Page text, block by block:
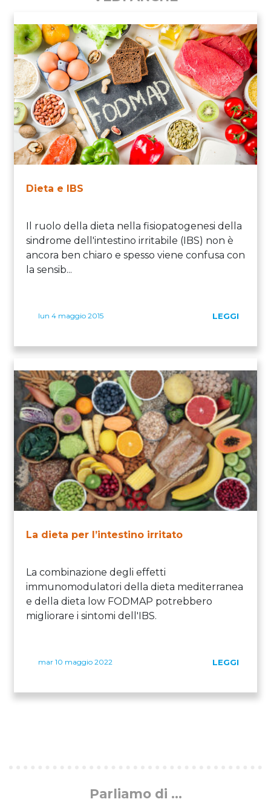
Dieta e IBS
Il ruolo della dieta nella fisiopatogenesi della
sindrome dell'intestino irritabile (IBS) non è
ancora ben chiaro e spesso viene confusa con
la sensib...
lun 4 maggio 2015 LEGGI
La dieta per l’intestino irritato
La combinazione degli effetti
immunomodulatori della dieta mediterranea
e della dieta low FODMAP potrebbero
migliorare i sintomi dell'IBS.
mar 10 maggio 2022 LEGGI
Parliamo di ...